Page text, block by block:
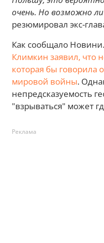
очень. Но возможно
резюмировал экс-
Как сообщало
Климкин заявил, что
которая бы говорила
мировой войны.
непредсказуемость
"взрываться" может
Реклама